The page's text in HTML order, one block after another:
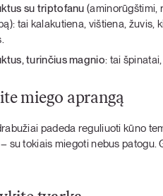
su triptofanu (aminorūgštimi,
tai kalakutiena, vištiena, žuvis,
turinčius magnio: tai
miego aprangą
padeda reguliuoti kūno
– su tokiais miegoti nebus patogu.